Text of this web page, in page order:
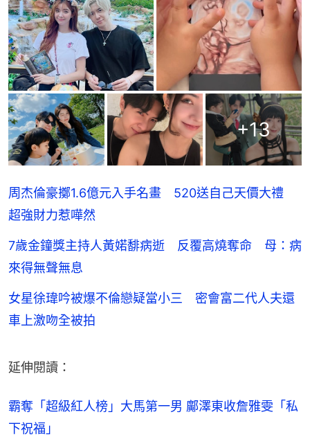
+13
周杰倫豪擲1.6億元入手名畫 520送自己天價大禮
超強財力惹嘩然
7歲金鐘獎主持人黃婼馡病逝 反覆高燒奪命 母：病
來得無聲無息
女星徐瑋吟被爆不倫戀疑當小三 密會富二代人夫還
車上激吻全被拍
延伸閱讀：
霸奪「超級紅人榜」大馬第一男 鄺澤東收詹雅雯「私
下祝福」